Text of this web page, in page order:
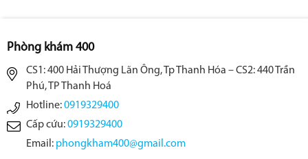
Phòng khám 400
CS1: 400 Hải Thượng Lãn Ông, Tp Thanh Hóa – CS2: 440 Trần
Phú, TP Thanh Hoá
Hotline:0919329400
Cấp cứu:0919329400
Email: phongkham400@gmail.com